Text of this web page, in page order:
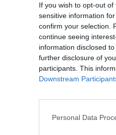
If you wish to opt-out
sensitive information
confirm your selection.
continue seeing
information disclosed
further disclosure of
participants. This
Downstream
Personal Data
αναθεώρηση